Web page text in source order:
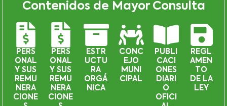
Contenidos de Mayor Consulta
PERS
ONAL
Y SUS
REMU
NERA
CIONE
PERS
ONAL
Y SUS
REMU
NERA
CIONE
ESTR
UCTU
RA
ORGÁ
NICA
CONC
EJO
MUNI
CIPAL
PUBLI
CACI
ONES
DIARI
O
OFICI
REGL
AMEN
TO
DE LA
LEY